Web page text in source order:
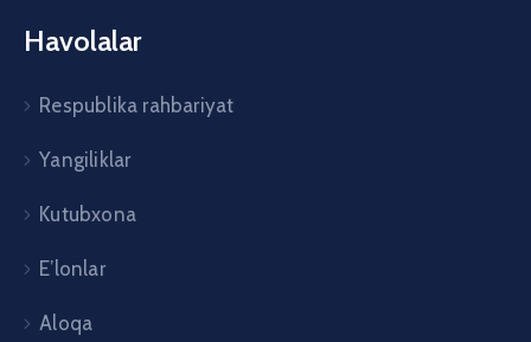
Havolalar
Respublika rahbariyat
Yangiliklar
Kutubxona
E’lonlar
Aloqa